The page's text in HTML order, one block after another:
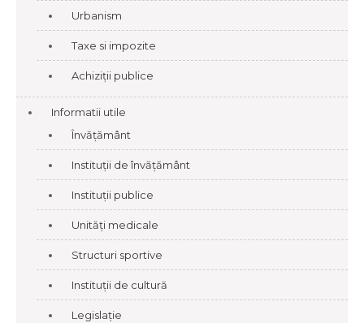
Urbanism
Taxe si impozite
Achiziții publice
Informatii utile
Învățământ
Instituții de învățământ
Instituții publice
Unități medicale
Structuri sportive
Instituții de cultură
Legislație